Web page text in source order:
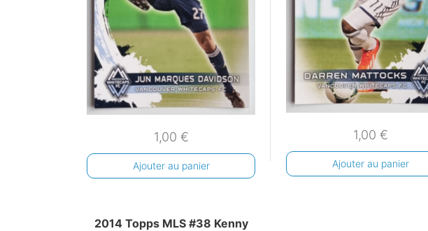
1,00 €
Ajouter au panier
1,00 €
Ajouter au panier
2014 Topps MLS #38 Kenny